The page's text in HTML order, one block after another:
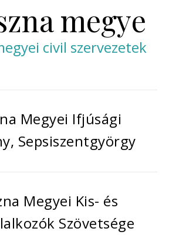
megye
civil szervezetek
Megyei Ifjúsági
Sepsiszentgyörgy
Megyei Kis- és
Szövetsége